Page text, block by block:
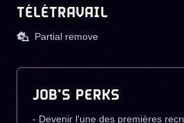
TÉLÉTRAVAIL
Partial remove
JOB'S PERKS
- Devenir l'une des premières